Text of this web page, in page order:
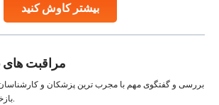
بیشتر کاوش کنید
مراقبت های
بررسی و گفتگوی مهم با مجرب ترین پزشکان و
بازخورد بیماران در پلتفرم ما.